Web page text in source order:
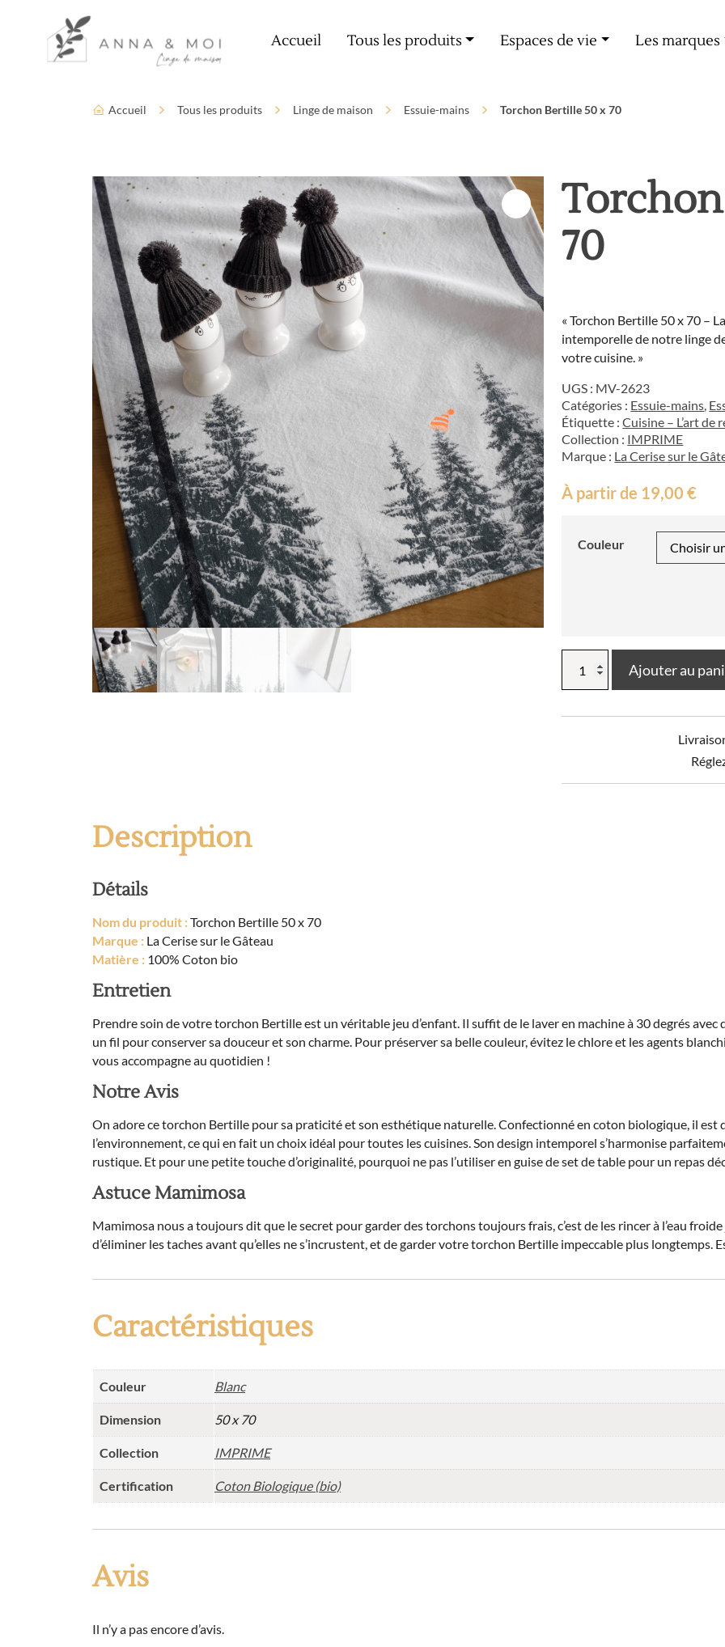
Paramètres d’accessibilité
Accueil Tous les produits Espaces de vie Les marques
Accueil Tous les produits Linge de maison Essuie-mains Torchon Bertille 50 x 70
70
« Torchon Bertille 50 x 70 –
intemporelle de notre linge
votre cuisine. »
UGS : MV-2623
Catégories : Essuie-mains,
Étiquette :Cuisine – L’art de
Collection : IMPRIME
Marque : La Cerise sur le
À partir de 19,00€
Couleur
Torchon
Ajouter au
Description
Détails
Nom du produit :Torchon Bertille 50 x 70
Marque : La Cerise sur le Gâteau
Matière : 100% Coton bio
Entretien
Prendre soin de votre torchon Bertille est un véritable jeu d’enfant. Il suffit de le laver en machine à 30 degrés avec
un fil pour conserver sa douceur et son charme. Pour préserver sa belle couleur, évitez le chlore et les agents
vous accompagne au quotidien !
Notre Avis
On adore ce torchon Bertille pour sa praticité et son esthétique naturelle. Confectionné en coton biologique, il est
l’environnement, ce qui en fait un choix idéal pour toutes les cuisines. Son design intemporel s’harmonise
rustique. Et pour une petite touche d’originalité, pourquoi ne pas l’utiliser en guise de set de table pour un repas
Astuce Mamimosa
Mamimosa nous a toujours dit que le secret pour garder des torchons toujours frais, c’est de les rincer à l’eau
d’éliminer les taches avant qu’elles ne s’incrustent, et de garder votre torchon Bertille impeccable plus longtemps.
Caractéristiques
Couleur Blanc
Dimension 50 x 70
Collection IMPRIME
Certification Coton Biologique (bio)
Avis
Il n’y a pas encore d’avis.